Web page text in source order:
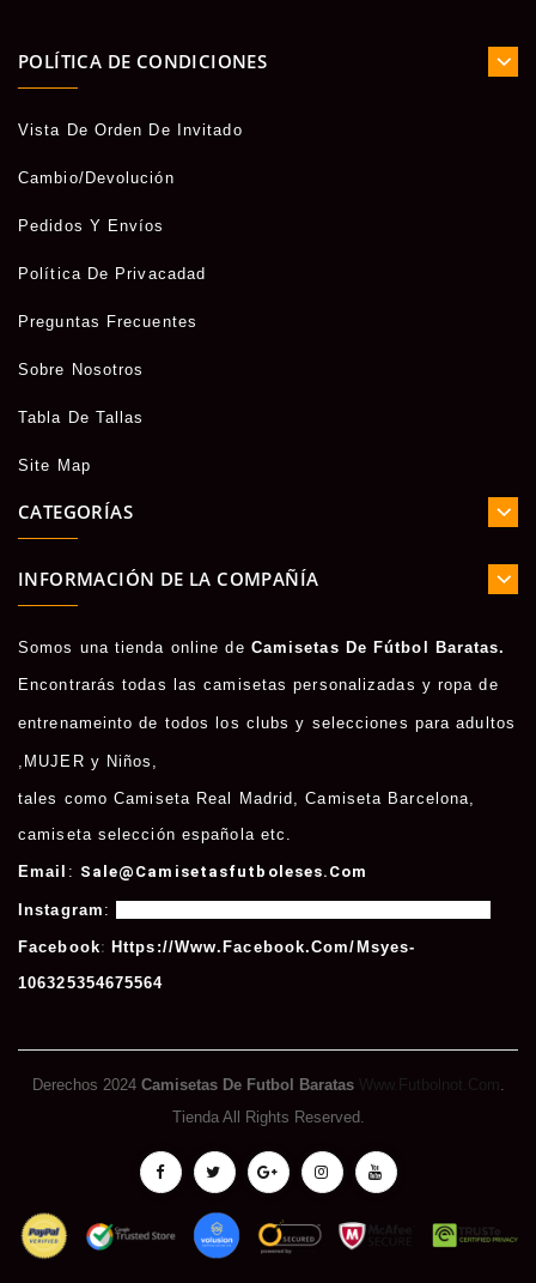
POLÍTICA DE CONDICIONES
Vista De Orden De Invitado
Cambio/Devolución
Pedidos Y Envíos
Política De Privacadad
Preguntas Frecuentes
Sobre Nosotros
Tabla De Tallas
Site Map
CATEGORÍAS
INFORMACIÓN DE LA COMPAÑÍA
Somos una tienda online de Camisetas De Fútbol Baratas.
Encontrarás todas las camisetas personalizadas y ropa de
entrenameinto de todos los clubs y selecciones para adultos
, MUJER y Niños ,
tales comoCamiseta Real Madrid ,Camiseta Barcelona,
camiseta selección española etc.
Email : Sale@camisetasfutboleses.com
Instagram :
Facebook: Https://www.facebook.com/msyes-
106325354675564
Derechos 2024 Camisetas De Futbol Baratas Www.futbolnot.com.
Tienda All Rights Reserved.